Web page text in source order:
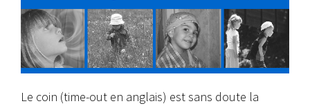
Le coin (time-out en anglais) est sans doute la